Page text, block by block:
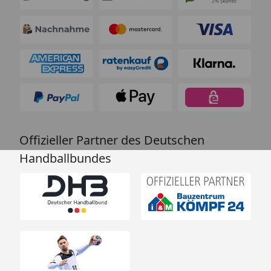
für saubere Übergänge und Abschlüsse in Wohn-
und Arbeitsräumen. Mit seiner robusten
Konstruktion, der einfachen Montage und dem
eleganten Design bietet es sowohl funktionale als
auch ästhetische Vorteile. Ob bei Terrassentüren,
bodentiefen Fenstern oder unterschiedlichen
Bodenbelägen – dieses Profil erfüllt höchste
Offizieller Partner des Deutschen
Handballbundes